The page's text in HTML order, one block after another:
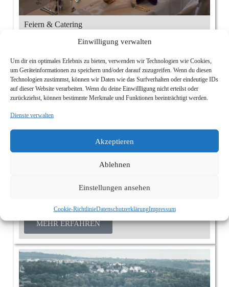
Einwilligung verwalten
Um dir ein optimales Erlebnis zu bieten, verwenden wir Technologien wie Cookies,
um Geräteinformationen zu speichern und/oder darauf zuzugreifen. Wenn du diesen
Technologien zustimmst, können wir Daten wie das Surfverhalten oder eindeutige IDs
auf dieser Website verarbeiten. Wenn du deine Einwillligung nicht erteilst oder
zurückziehst, können bestimmte Merkmale und Funktionen beeinträchtigt werden.
Dienste verwalten
Akzeptieren
Ablehnen
Einstellungen ansehen
Cookie-RichtlinieDatenschutzerklärungImpressum
Feiern & Catering
für ein (gelungenes) Fest brauchen.
MEHR ERFAHREN
Wildpark mit zahlreichen Wildgehegen.
MEHR ERFAHREN